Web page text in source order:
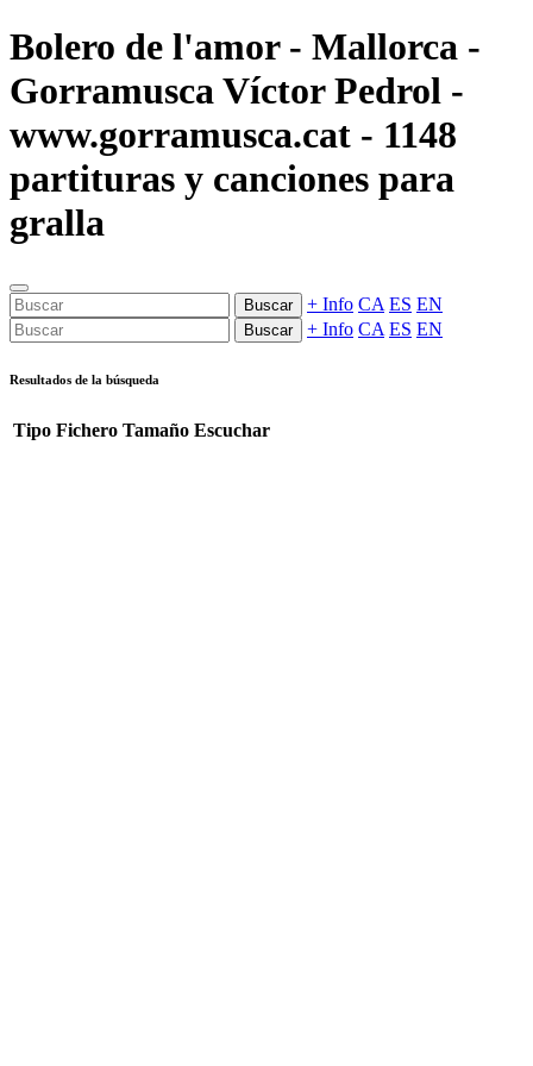
Bolero de l'amor - Mallorca -
Gorramusca Víctor Pedrol -
www.gorramusca.cat - 1148
partituras y canciones para
gralla
Buscar + Info CA ES EN
Buscar + Info CA ES EN
Resultados de la búsqueda
Tipo Fichero Tamaño Escuchar